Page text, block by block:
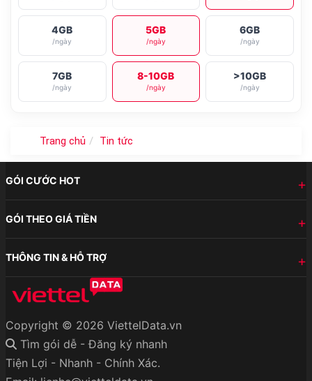
4GB
/ngày
5GB
/ngày
6GB
/ngày
7GB
/ngày
8-10GB
/ngày
>10GB
/ngày
Trang chủ Tin tức
GÓI CƯỚC HOT
GÓI THEO GIÁ TIỀN
THÔNG TIN & HỖ TRỢ
Copyright © 2026 ViettelData.vn
Tìm gói dễ - Đăng ký nhanh
Tiện Lợi - Nhanh - Chính Xác.